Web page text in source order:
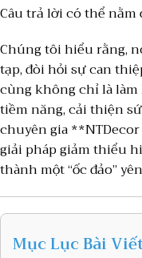
Câu trả lời có thể
Chúng tôi hiểu rằng,
tạp, đòi hỏi sự can
cùng không chỉ là
tiềm năng, cải thiện
chuyên gia
giải pháp giảm thiểu
thành một “ốc đảo”
Mục Lục Bài